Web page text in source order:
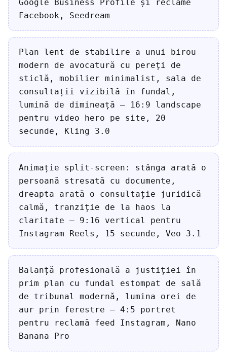
Google Business Profile și reclame
Facebook, Seedream
Plan lent de stabilire a unui birou
modern de avocatură cu pereți de
sticlă, mobilier minimalist, sala de
consultații vizibilă în fundal,
lumină de dimineață — 16:9 landscape
pentru video hero pe site, 20
secunde, Kling 3.0
Animație split-screen: stânga arată o
persoană stresată cu documente,
dreapta arată o consultație juridică
calmă, tranziție de la haos la
claritate — 9:16 vertical pentru
Instagram Reels, 15 secunde, Veo 3.1
Balanță profesională a justiției în
prim plan cu fundal estompat de sală
de tribunal modernă, lumina orei de
aur prin ferestre — 4:5 portret
pentru reclamă feed Instagram, Nano
Banana Pro